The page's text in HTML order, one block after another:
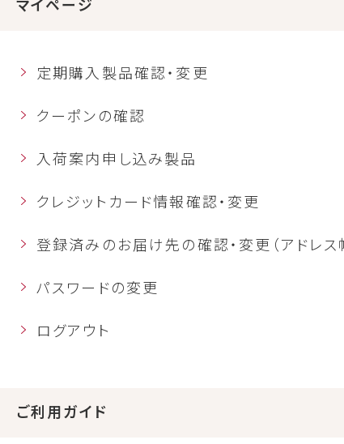
定期購入製品確認・変更
クーポンの確認
入荷案内申し込み製品
クレジットカード情報確認・変更
登録済みのお届け先の確認・変更（アドレス
パスワードの変更
ログアウト
ご利用ガイド